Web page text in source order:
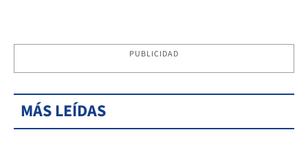
PUBLICIDAD
MÁS LEÍDAS